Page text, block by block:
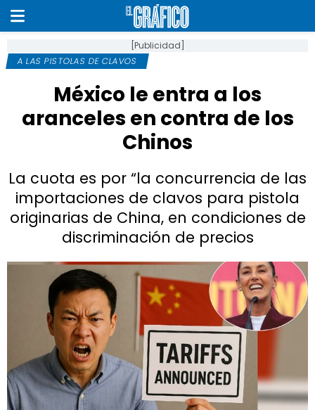
[Publicidad]
A LAS PISTOLAS DE CLAVOS
México le entra a los
aranceles en contra de los
Chinos
La cuota es por “la concurrencia de las
importaciones de clavos para pistola
originarias de China, en condiciones de
discriminación de precios